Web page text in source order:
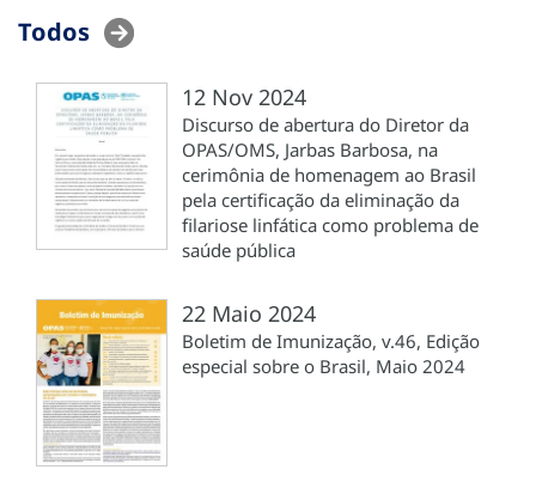
Todos
12 Nov 2024
Discurso de abertura do Diretor da
OPAS/OMS, Jarbas Barbosa, na
cerimônia de homenagem ao Brasil
pela certificação da eliminação da
filariose linfática como problema de
saúde pública
22 Maio 2024
Boletim de Imunização, v.46, Edição
especial sobre o Brasil, Maio 2024